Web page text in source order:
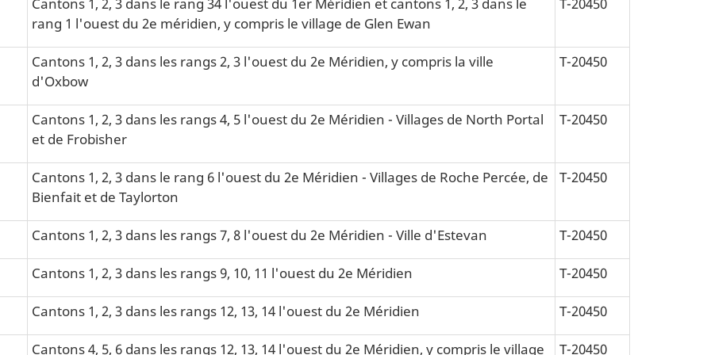
rang 1 l'ouest du 2e méridien, y compris le village de Glen Ewan
Cantons 1, 2, 3 dans les rangs 2, 3 l'ouest du 2e Méridien, y compris la ville
d'Oxbow
T-20450
Cantons 1, 2, 3 dans les rangs 4, 5 l'ouest du 2e Méridien - Villages de North Portal
et de Frobisher
T-20450
Cantons 1, 2, 3 dans le rang 6 l'ouest du 2e Méridien - Villages de Roche Percée, de
Bienfait et de Taylorton
T-20450
Cantons 1, 2, 3 dans les rangs 7, 8 l'ouest du 2e Méridien - Ville d'Estevan
T-20450
Cantons 1, 2, 3 dans les rangs 9, 10, 11 l'ouest du 2e Méridien
T-20450
Cantons 1, 2, 3 dans les rangs 12, 13, 14 l'ouest du 2e Méridien
T-20450
Cantons 4, 5, 6 dans les rangs 12, 13, 14 l'ouest du 2e Méridien, y compris le village
T-20450